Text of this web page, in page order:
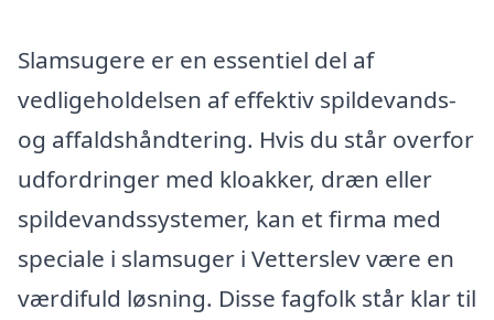
Slamsugere er en essentiel del af
vedligeholdelsen af effektiv spildevands-
og affaldshåndtering. Hvis du står overfor
udfordringer med kloakker, dræn eller
spildevandssystemer, kan et firma med
speciale i slamsuger i Vetterslev være en
værdifuld løsning. Disse fagfolk står klar til